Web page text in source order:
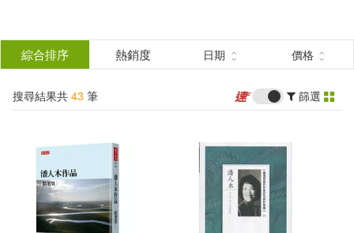
結
分類 (單選)
所有商品(43) 圖書(39)
電子書(3)
綜合排序 熱銷度 日期 價格
搜尋結果共 43 筆 篩選